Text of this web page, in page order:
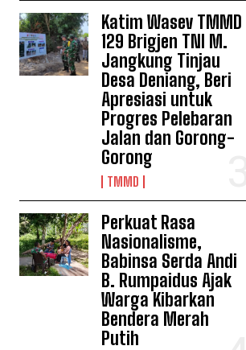
Katim Wasev TMMD
129 Brigjen TNI M.
Jangkung Tinjau
Desa Deniang, Beri
Apresiasi untuk
Progres Pelebaran
Jalan dan Gorong-
Gorong
TMMD
Perkuat Rasa
Nasionalisme,
Babinsa Serda Andi
B. Rumpaidus Ajak
Warga Kibarkan
Bendera Merah
Putih